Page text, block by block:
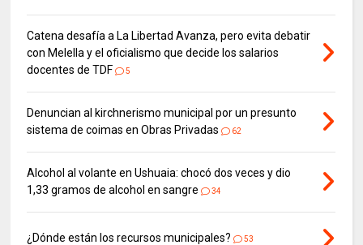
Catena desafía a La Libertad Avanza, pero evita debatir
con Melella y el oficialismo que decide los salarios
docentes de TDF
5
Denuncian al kirchnerismo municipal por un presunto
sistema de coimas en Obras Privadas
62
Alcohol al volante en Ushuaia: chocó dos veces y dio
1,33 gramos de alcohol en sangre
34
¿Dónde están los recursos municipales? 53